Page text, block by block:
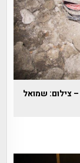
צילום: שמואל